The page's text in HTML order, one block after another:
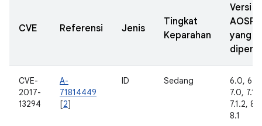
CVE Referensi Jenis
Tingkat
Keparahan
Versi
AOSP
yang
CVE-
2017-
13294
A-
71814449
[2]
ID Sedang
6.0,
7.0, 7.1.1,
7.1.2,
8.1